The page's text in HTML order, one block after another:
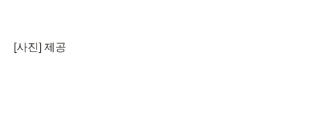
[사진] 제공